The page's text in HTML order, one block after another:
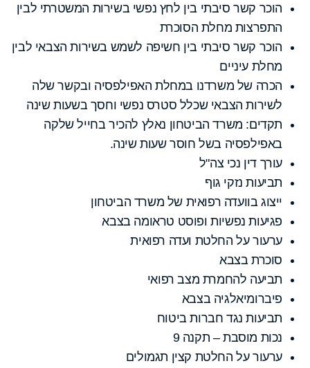
הוכר קשר סיבתי בין לחץ נפשי בשירות המשטרתי לבין
התפרצות מחלת הסוכרת
הוכר קשר סיבתי בין חשיפה לשמש בשירות הצבאי לבין
מחלת עיניים
הכרה של משרדנו במחלת האפילפסיה ובקשר שלה
לשירות הצבאי שכלל סטרס נפשי וחסך בשעות שינה
תקדים: משרד הביטחון נאלץ להכיר בחייל שלקה
באפילפסיה בשל חוסר שעות שינה.
עורך דין נכי צה"ל
תביעות נזקי גוף
ייצוג בוועדה רפואית של משרד הביטחון
פגיעות נפשיות ופוסט טראומה בצבא
ערעור על החלטת ועדה רפואית
סוכרת בצבא
תביעה להחמרת מצב רפואי
פיברומיאלגיה בצבא
תביעות נגד חברות ביטוח
נכות מוסבת – תקנה 9
ערעור על החלטת קצין תגמולים